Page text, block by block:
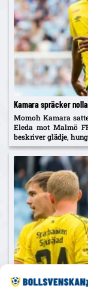
Kamara spräcker
Momoh Kamara
Eleda mot Malmö
beskriver glädje,